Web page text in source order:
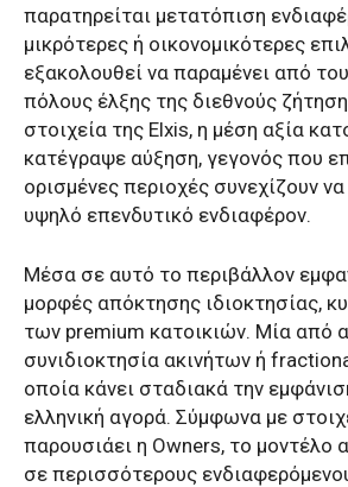
παρατηρείται μετατόπιση
μικρότερες ή οικονομικότερες
εξακολουθεί να παραμένει από
πόλους έλξης της διεθνούς
στοιχεία της Elxis, η μέση αξία
κατέγραψε αύξηση, γεγονός που
ορισμένες περιοχές συνεχίζουν
υψηλό επενδυτικό ενδιαφέρον.
Μέσα σε αυτό το περιβάλλον
μορφές απόκτησης ιδιοκτησίας,
των premium κατοικιών. Μία από
συνιδιοκτησία ακινήτων ή
οποία κάνει σταδιακά την
ελληνική αγορά. Σύμφωνα με
παρουσιάει η Owners, το μοντέλο
σε περισσότερους